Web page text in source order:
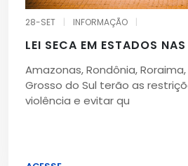
28-SET INFORMAÇÃO
LEI SECA EM ESTADOS NAS
Amazonas, Rondônia,
Grosso do Sul terão as
violência e evitar qu